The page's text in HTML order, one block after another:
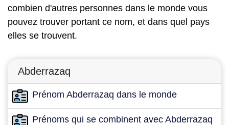
combien d'autres personnes dans le monde vous
pouvez trouver portant ce nom, et dans quel pays
elles se trouvent.
Abderrazaq
Prénom Abderrazaq dans le monde
Prénoms qui se combinent avec Abderrazaq